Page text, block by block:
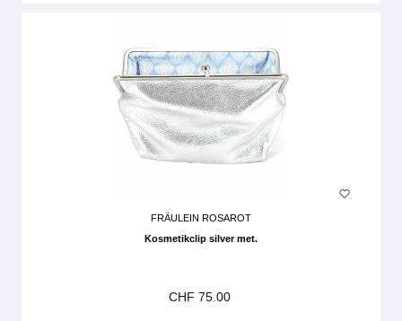
FRÄULEIN ROSAROT
Kosmetikclip silver met.
CHF 75.00